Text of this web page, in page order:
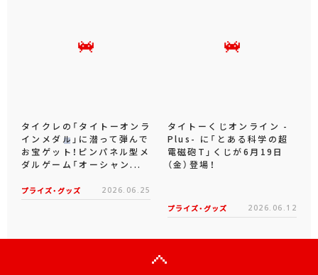
タイクレの「タイトーオンラ
インメダル」に潜って弾んで
お宝ゲット！ピンパネル型メ
ダルゲーム「オーシャン...
プライズ・グッズ 2026.06.25
タイトーくじオンライン -
Plus- に「とある科学の超
電磁砲T」くじが6月19日
（金）登場！
プライズ・グッズ 2026.06.12